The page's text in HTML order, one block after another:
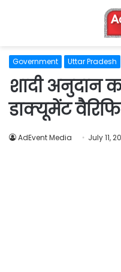
Government Uttar Pradesh
शादी अनुदान
डाक्यूमेंट
AdEvent Media July 11,